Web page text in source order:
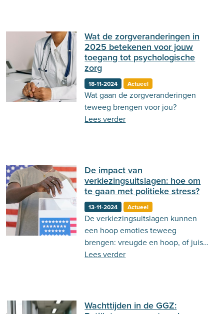
Wat de zorgveranderingen in
2025 betekenen voor jouw
toegang tot psychologische
zorg
18-11-2024 Actueel
Wat gaan de zorgveranderingen
teweeg brengen voor jou?
Lees verder
De impact van
verkiezingsuitslagen: hoe om
te gaan met politieke stress?
13-11-2024 Actueel
De verkiezingsuitslagen kunnen
een hoop emoties teweeg
brengen: vreugde en hoop, of juist
angst en hopeloosheid.
Lees verder
Wachttijden in de GGZ: